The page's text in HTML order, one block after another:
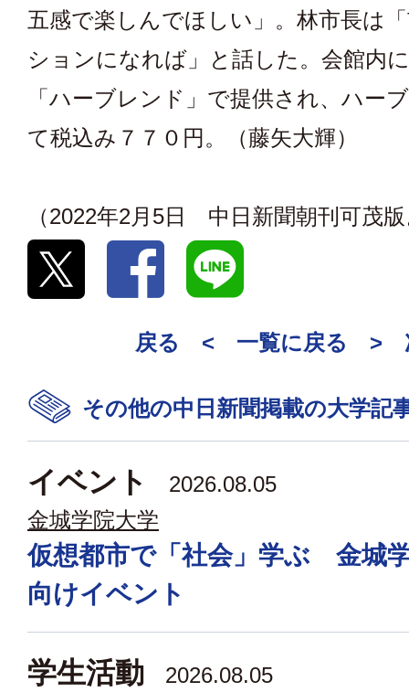
五感で楽しんでほしい」。林市長は
ションになれば」と話した。会館内
「ハーブレンド」で提供され、ハー
て税込み７７０円。（藤矢大輝）
（2022年2月5日 中日新聞朝刊可茂
戻る < 一覧に戻る >
その他の中日新聞掲載の大学記
イベント
2026.08.05
金城学院大学
仮想都市で「社会」学ぶ 金城
向けイベント
学生活動
2026.08.05